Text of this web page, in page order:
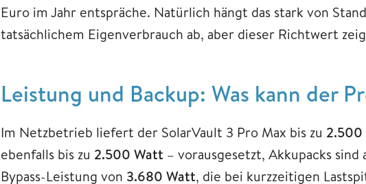
Euro im Jahr entspräche. Natürlich hängt das stark von
tatsächlichem Eigenverbrauch ab, aber dieser Richtwert
Leistung und Backup: Was kann der
Im Netzbetrieb liefert der SolarVault 3 Pro Max bis zu
ebenfalls bis zu 2.500 Watt – vorausgesetzt, Akkupacks
Bypass-Leistung von 3.680 Watt, die bei kurzzeitigen